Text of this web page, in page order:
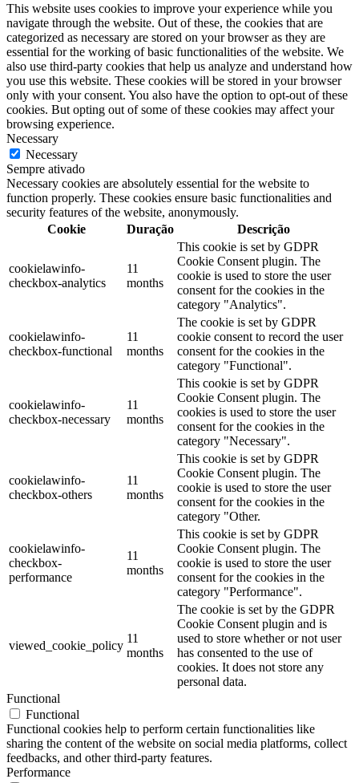
This website uses cookies to improve your experience while you
navigate through the website. Out of these, the cookies that are
categorized as necessary are stored on your browser as they are
essential for the working of basic functionalities of the website. We
also use third-party cookies that help us analyze and understand how
you use this website. These cookies will be stored in your browser
only with your consent. You also have the option to opt-out of these
cookies. But opting out of some of these cookies may affect your
browsing experience.
Necessary
Necessary
Sempre ativado
Necessary cookies are absolutely essential for the website to
function properly. These cookies ensure basic functionalities and
security features of the website, anonymously.
Cookie
Duração Descrição
cookielawinfo-
checkbox-analytics
11
months
This cookie is set by GDPR
Cookie Consent plugin. The
cookie is used to store the user
consent for the cookies in the
category "Analytics".
cookielawinfo-
checkbox-functional
11
months
The cookie is set by GDPR
cookie consent to record the user
consent for the cookies in the
category "Functional".
cookielawinfo-
checkbox-necessary
11
months
This cookie is set by GDPR
Cookie Consent plugin. The
cookies is used to store the user
consent for the cookies in the
category "Necessary".
cookielawinfo-
checkbox-others
11
months
This cookie is set by GDPR
Cookie Consent plugin. The
cookie is used to store the user
consent for the cookies in the
category "Other.
cookielawinfo-
checkbox-
performance
11
months
This cookie is set by GDPR
Cookie Consent plugin. The
cookie is used to store the user
consent for the cookies in the
category "Performance".
viewed_cookie_policy
11
months
The cookie is set by the GDPR
Cookie Consent plugin and is
used to store whether or not user
has consented to the use of
cookies. It does not store any
personal data.
Functional
Functional
Functional cookies help to perform certain functionalities like
sharing the content of the website on social media platforms, collect
feedbacks, and other third-party features.
Performance